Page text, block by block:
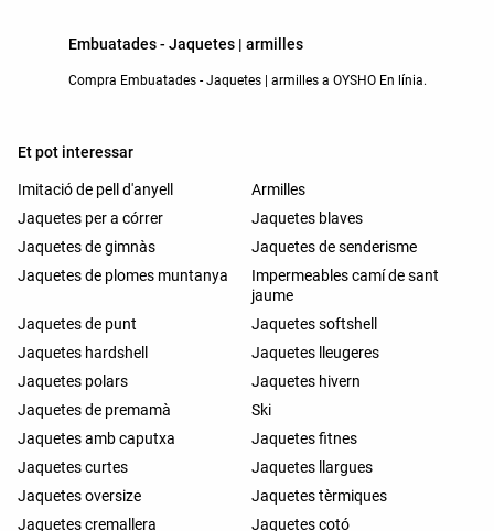
Embuatades - Jaquetes | armilles
Compra Embuatades - Jaquetes | armilles a OYSHO En línia.
Et pot interessar
Imitació de pell d'anyell
Armilles
Jaquetes per a córrer
Jaquetes blaves
Jaquetes de gimnàs
Jaquetes de senderisme
Jaquetes de plomes muntanya
Impermeables camí de sant
jaume
Jaquetes de punt
Jaquetes softshell
Jaquetes hardshell
Jaquetes lleugeres
Jaquetes polars
Jaquetes hivern
Jaquetes de premamà
Ski
Jaquetes amb caputxa
Jaquetes fitnes
Jaquetes curtes
Jaquetes llargues
Jaquetes oversize
Jaquetes tèrmiques
Jaquetes cremallera
Jaquetes cotó